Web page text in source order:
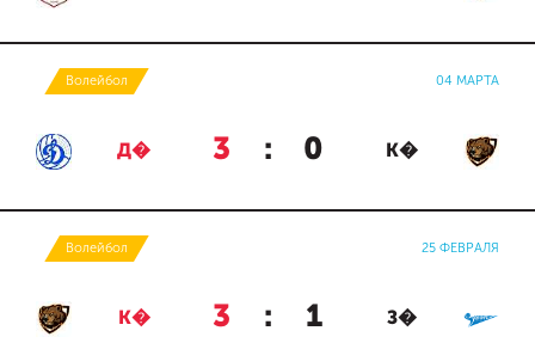
Волейбол 04 МАРТА
Д� 3 : 0 К�
Волейбол 25 ФЕВРАЛЯ
К� 3 : 1 З�